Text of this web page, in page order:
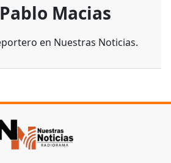
Macias
en Nuestras Noticias.